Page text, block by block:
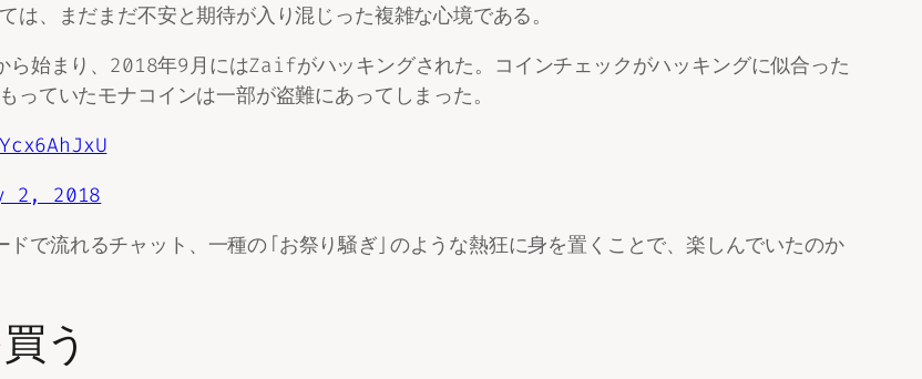
、まだまだ不安と期待が入り混じった複雑な心境である。
始まり、2018年9月にはZaifがハッキングされた。コインチェックがハッキングに似合った
ていたモナコインは一部が盗難にあってしまった。
2, 2018
で流れるチャット、一種の「お祭り騒ぎ」のような熱狂に身を置くことで、楽しんでいたのか
う